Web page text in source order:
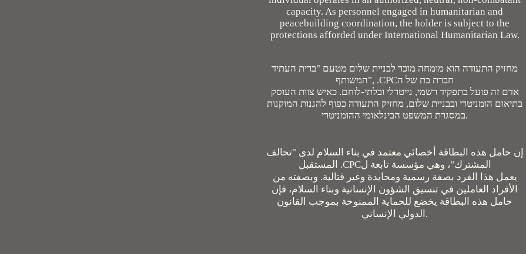
capacity. As personnel engaged in humanitarian and
peacebuilding coordination, the holder is subject to the
protections afforded under International Humanitarian Law.
מחזיק התעודה הוא מומחה מוכר לבניית שלום מטעם "ברית העתיד
המשותף", .CPCחברת בת של ה
אדם זה פועל בתפקיד רשמי, נייטרלי ובלתי-לוחם. כאיש צוות העוסק
בתיאום הומניטרי ובבניית שלום, מחזיק התעודה כפוף להגנות המוקנות
במסגרת המשפט הבינלאומי ההומניטרי.
إن حامل هذه البطاقة أخصائي معتمد في بناء السلام لدى "تحالف
المستقبل .CPCالمشترك"، وهي مؤسسة تابعة ل
يعمل هذا الفرد بصفة رسمية ومحايدة وغير قتالية. وبصفته من
الأفراد العاملين في تنسيق الشؤون الإنسانية وبناء السلام، فإن
حامل هذه البطاقة يخضع للحماية الممنوحة بموجب القانون
الدولي الإنساني.